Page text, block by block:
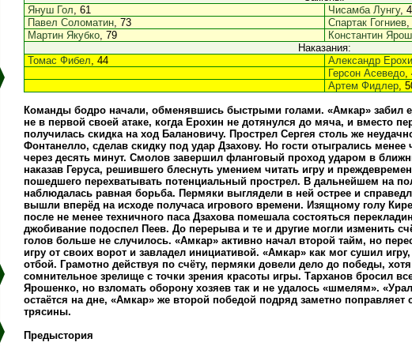
Януш Гол, 61 Чисамба Лунгу,
Павел Соломатин, 73 Спартак Гогниев,
Мартин Якубко, 79 Константин
Наказания:
Томас Фибел, 44 Александр
Герсон Асеведо,
Артем Фидлер,
Команды бодро начали, обменявшись быстрыми голами. «Амкар» забил
не в первой своей атаке, когда Ерохин не дотянулся до мяча, и вместо
получилась скидка на ход Балановичу. Прострел Сергея столь же
Фонтанелло, сделав скидку под удар Дзахову. Но гости отыгрались менее
через десять минут. Смолов завершил фланговый проход ударом в
наказав Геруса, решившего блеснуть умением читать игру и
пошедшего перехватывать потенциальный прострел. В дальнейшем на
наблюдалась равная борьба. Пермяки выглядели в ней острее и
вышли вперёд на исходе получаса игрового времени. Изящному голу
после не менее техничного паса Дзахова помешала состояться
джобивание подоспел Пеев. До перерыва и те и другие могли изменить
голов больше не случилось. «Амкар» активно начал второй тайм, но
игру от своих ворот и завладел инициативой. «Амкар» как мог сушил
отбой. Грамотно действуя по счёту, пермяки довели дело до победы,
сомнительное зрелище с точки зрения красоты игры. Тарханов бросил
Ярошенко, но взломать оборону хозяев так и не удалось «шмелям».
остаётся на дне, «Амкар» же второй победой подряд заметно поправляет
трясины.
Предыстория